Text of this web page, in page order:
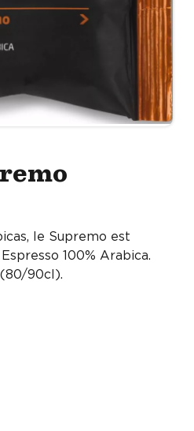
le Supremo est
100% Arabica.
90cl).